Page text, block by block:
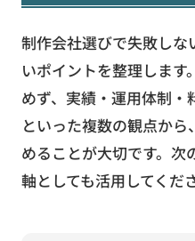
制作会社選びで失敗しな
いポイントを整理しま
めず、実績・運用体制
といった複数の観点か
めることが大切です。
軸としても活用してくだ